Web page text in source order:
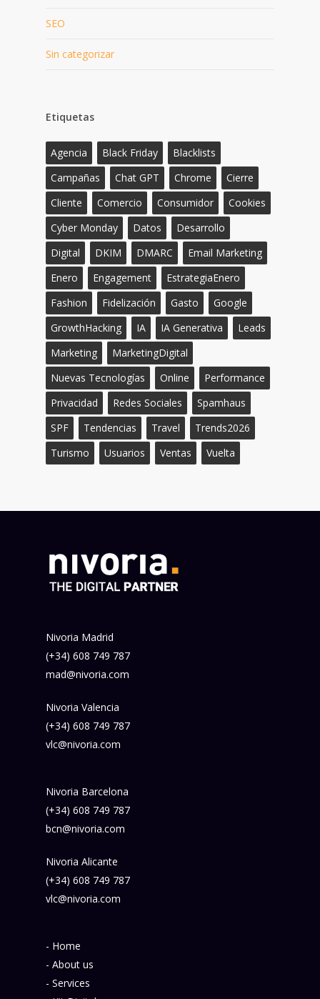
SEO
Sin categorizar
Etiquetas
Agencia Black Friday
Blacklists
Campañas
Chat GPT Chrome
Cierre
Cliente
Comercio Consumidor
Cookies
Cyber Monday
Datos
Desarrollo
Digital
DKIM DMARC
Email Marketing
Enero
Engagement
EstrategiaEnero
Fashion
Fidelización Gasto
Google
GrowthHacking
IA IA Generativa
Leads
Marketing
MarketingDigital
Nuevas Tecnologías
Online
Performance
Privacidad
Redes Sociales
Spamhaus
SPF
Tendencias Travel
Trends2026
Turismo
Usuarios Ventas Vuelta
Nivoria Madrid
(+34) 608 749 787
mad@nivoria.com
Nivoria Valencia
(+34) 608 749 787
vlc@nivoria.com
Nivoria Barcelona
(+34) 608 749 787
bcn@nivoria.com
Nivoria Alicante
(+34) 608 749 787
vlc@nivoria.com
- Home
- About us
- Services